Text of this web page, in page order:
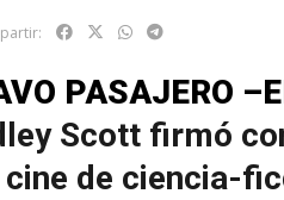
PASAJERO
Scott firmó
de ciencia-